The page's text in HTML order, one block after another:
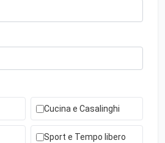
Cucina e Casalinghi
Sport e Tempo libero